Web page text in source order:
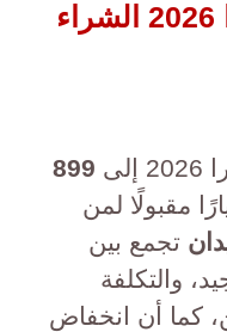
هل تستحق نيسان سنترا 2026 الشراء
899
مقبولًا لمن
تجمع بين
والتكلفة
كما أن انخفاض